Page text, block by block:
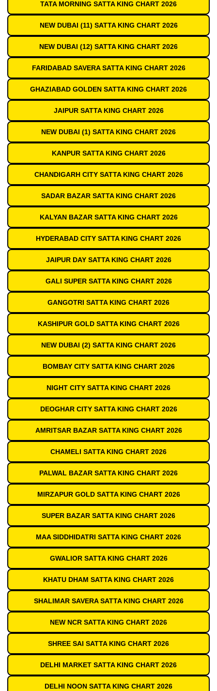
TATA MORNING SATTA KING CHART 2026
NEW DUBAI (11) SATTA KING CHART 2026
NEW DUBAI (12) SATTA KING CHART 2026
FARIDABAD SAVERA SATTA KING CHART 2026
GHAZIABAD GOLDEN SATTA KING CHART 2026
JAIPUR SATTA KING CHART 2026
NEW DUBAI (1) SATTA KING CHART 2026
KANPUR SATTA KING CHART 2026
CHANDIGARH CITY SATTA KING CHART 2026
SADAR BAZAR SATTA KING CHART 2026
KALYAN BAZAR SATTA KING CHART 2026
HYDERABAD CITY SATTA KING CHART 2026
JAIPUR DAY SATTA KING CHART 2026
GALI SUPER SATTA KING CHART 2026
GANGOTRI SATTA KING CHART 2026
KASHIPUR GOLD SATTA KING CHART 2026
NEW DUBAI (2) SATTA KING CHART 2026
BOMBAY CITY SATTA KING CHART 2026
NIGHT CITY SATTA KING CHART 2026
DEOGHAR CITY SATTA KING CHART 2026
AMRITSAR BAZAR SATTA KING CHART 2026
CHAMELI SATTA KING CHART 2026
PALWAL BAZAR SATTA KING CHART 2026
MIRZAPUR GOLD SATTA KING CHART 2026
SUPER BAZAR SATTA KING CHART 2026
MAA SIDDHIDATRI SATTA KING CHART 2026
GWALIOR SATTA KING CHART 2026
KHATU DHAM SATTA KING CHART 2026
SHALIMAR SAVERA SATTA KING CHART 2026
NEW NCR SATTA KING CHART 2026
SHREE SAI SATTA KING CHART 2026
DELHI MARKET SATTA KING CHART 2026
DELHI NOON SATTA KING CHART 2026